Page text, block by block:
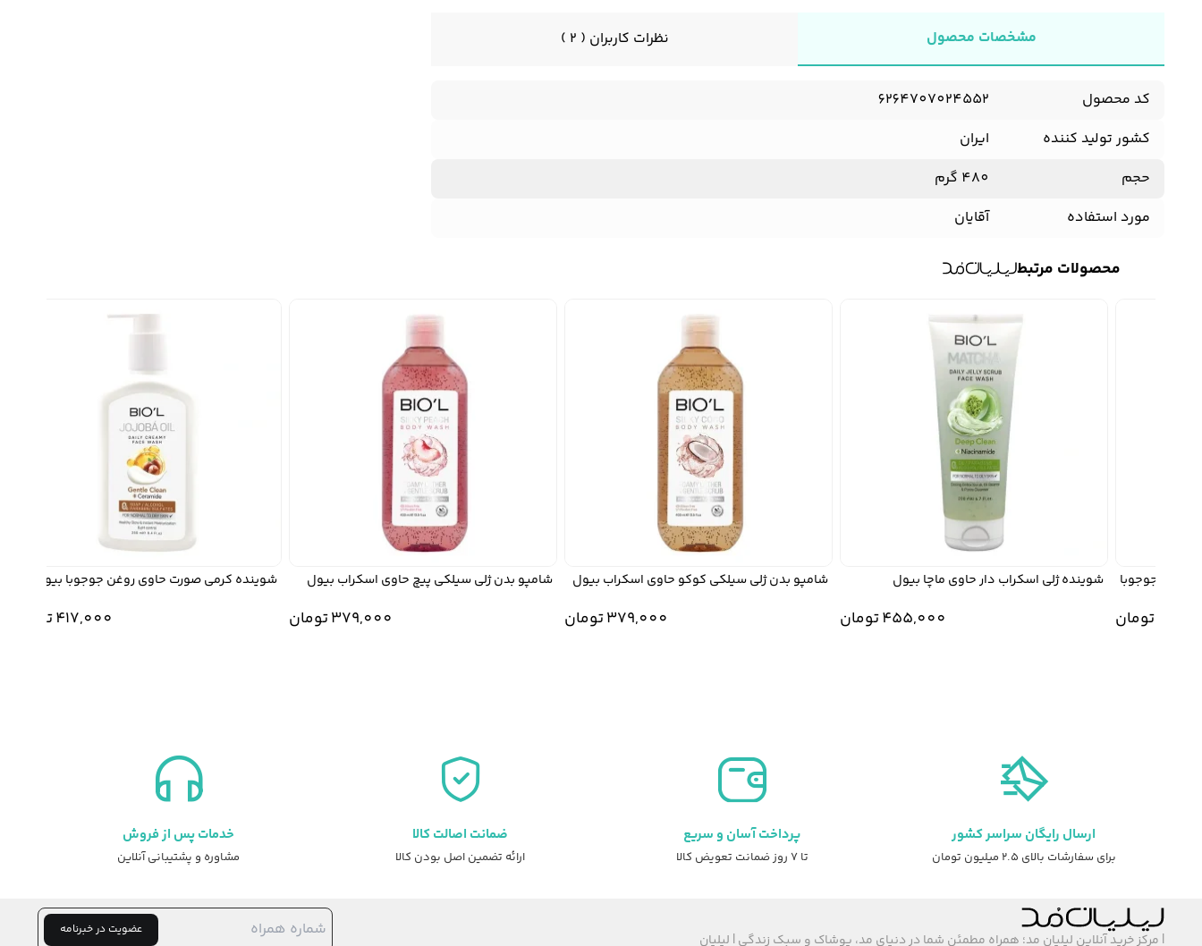
مشخصات محصول نظرات کاربران ( 2 )
کد محصول
6264707024552
کشور تولید کننده
ایران
حجم
480 گرم
مورد استفاده
آقایان
محصولات مرتبط
جوجوبا
تومان
شوینده ژلی اسکراب دار حاوی ماچا بیول
455,000تومان
شامپو بدن ژلی سیلکی کوکو حاوی اسکراب بیول
379,000تومان
شامپو بدن ژلی سیلکی پیچ حاوی اسکراب بیول
379,000تومان
شوینده کرمی صورت حاوی روغن جوجوبا بیول
417,000تومان
ارسال رایگان سراسر کشور
برای سفارشات بالای ۲.۵ میلیون تومان
پرداخت آسان و سریع
تا ۷ روز ضمانت تعویض کالا
ضمانت اصالت کالا
ارائه تضمین اصل بودن کالا
خدمات پس از فروش
مشاوره و پشتیبانی آنلاین
| مرکز خرید آنلاین لیلیان مد؛ همراه مطمئن شما در دنیای مد، پوشاک و سبک زندگی | لیلیان
عضویت در خبرنامه